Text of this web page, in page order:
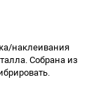
наклеивания
Собрана из